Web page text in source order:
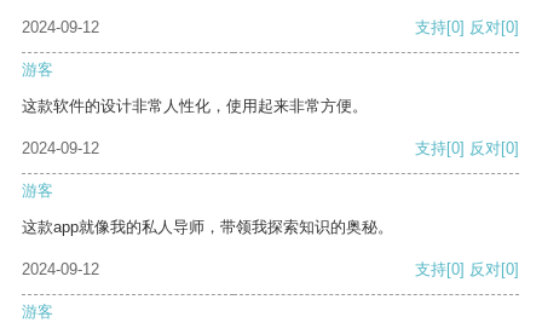
2024-09-12
支持[0] 反对[0]
游客
这款软件的设计非常人性化，使用起来非常方便。
2024-09-12 支持[0] 反对[0]
游客
这款app就像我的私人导师，带领我探索知识的奥秘。
2024-09-12 支持[0] 反对[0]
游客